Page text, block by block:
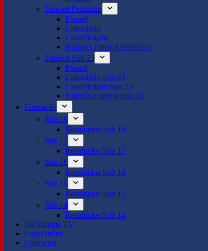
Futebol Feminino
Plantel
Calendário
Classificação
Notícias Futebol Feminino
Futebol Sub 23
Plantel
Calendário Sub 23
Classificação Sub 23
Notícias Futebol Sub 23
Formação
Sub 19
Resultados Sub 19
Sub 17
Resultados Sub 17
Sub 16
Resultados Sub 16
Sub 15
Resultados Sub 15
Sub 14
Resultados Sub 14
Gil Vicente TV
Loja Online
Contactos